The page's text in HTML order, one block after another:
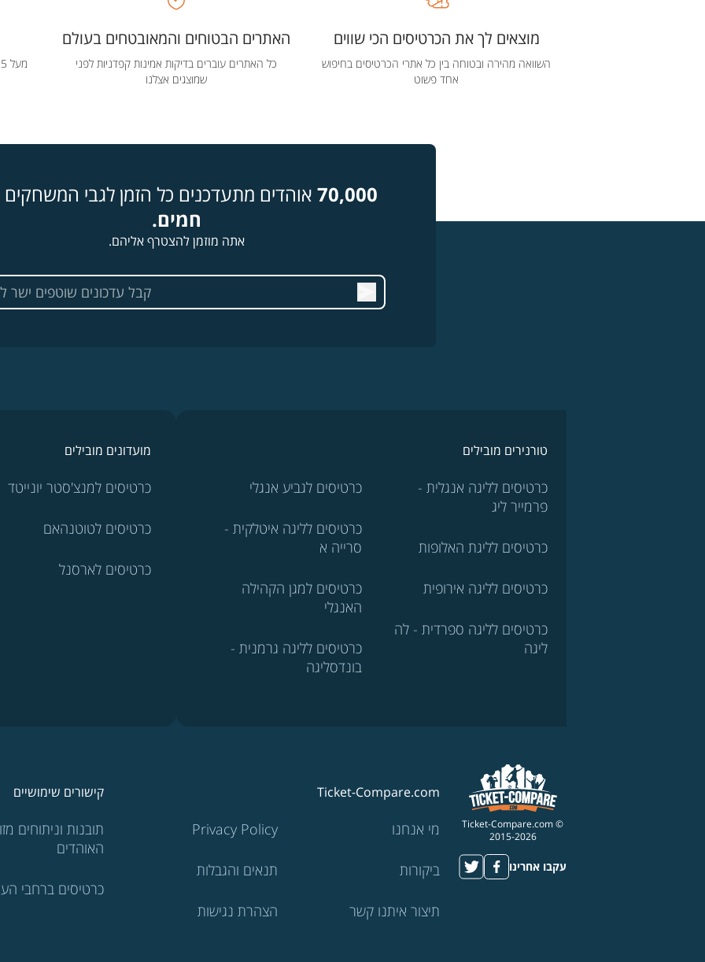
האתרים הבטוחים והמאובטחים בעולם
כל האתרים עוברים בדיקות אמינות קפדניות לפני
שמוצגים אצלנו
מוצאים לך את הכרטיסים הכי שווים
השוואה מהירה ובטוחה בין כל אתרי הכרטיסים בחיפוש
אחד פשוט
70,000 אוהדים מתעדכנים כל הזמן לגבי המשחקים
חמים.
אתה מוזמן להצטרף אליהם.
טורנירים מובילים
כרטיסים לליגה אנגלית -
פרמייר ליג
כרטיסים לליגת האלופות
כרטיסים לליגה אירופית
כרטיסים לליגה ספרדית - לה
ליגה
כרטיסים לגביע אנגלי
כרטיסים לליגה איטלקית -
סרייה א
כרטיסים למגן הקהילה
האנגלי
כרטיסים לליגה גרמנית -
בונדסליגה
מועדונים מובילים
כרטיסים למנצ'סטר יונייטד
כרטיסים לטוטנהאם
כרטיסים לארסנל
© Ticket-Compare.com
2015-2026
עקבו אחרינו
Ticket-Compare.com
מי אנחנו
ביקורות
תיצור איתנו קשר
Privacy Policy
תנאים והגבלות
הצהרת נגישות
קישורים שימושיים
תובנות וניתוחים
האוהדים
כרטיסים ברחבי